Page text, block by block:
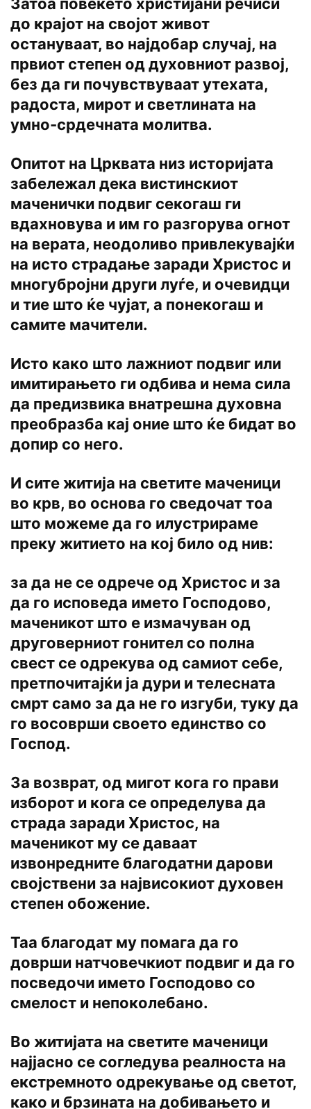
до крајот на својот живот
остануваат, во најдобар случај, на
првиот степен од духовниот развој,
без да ги почувствуваат утехата,
радоста, мирот и светлината на
умно-срдечната молитва.
Опитот на Црквата низ историјата
забележал дека вистинскиот
маченички подвиг секогаш ги
вдахновува и им го разгорува огнот
на верата, неодоливо привлекувајќи
на исто страдање заради Христос и
многубројни други луѓе, и очевидци
и тие што ќе чујат, а понекогаш и
самите мачители.
Исто како што лажниот подвиг или
имитирањето ги одбива и нема сила
да предизвика внатрешна духовна
преобразба кај оние што ќе бидат во
допир со него.
И сите житија на светите маченици
во крв, во основа го сведочат тоа
што можеме да го илустрираме
преку житието на кој било од нив:
за да не се одрече од Христос и за
да го исповеда името Господово,
маченикот што е измачуван од
друговерниот гонител со полна
свест се одрекува од самиот себе,
претпочитајќи ја дури и телесната
смрт само за да не го изгуби, туку да
го восоврши своето единство со
Господ.
За возврат, од мигот кога го прави
изборот и кога се определува да
страда заради Христос, на
маченикот му се даваат
извонредните благодатни дарови
својствени за највисокиот духовен
степен обожение.
Таа благодат му помага да го
доврши натчовечкиот подвиг и да го
посведочи името Господово со
смелост и непоколебано.
Во житијата на светите маченици
најјасно се согледува реалноста на
екстремното одрекување од светот,
како и брзината на добивањето и